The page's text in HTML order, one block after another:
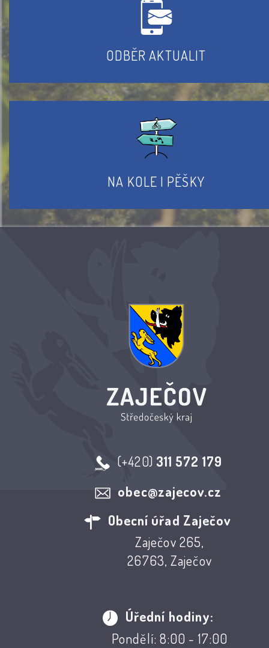
ODBĚR AKTUALIT
NA KOLE I PĚŠKY
(+420) 311 572 179
obec@zajecov.cz
Obecní úřad Zaječov
Zaječov 265,
26763, Zaječov
Úřední hodiny:
Pondělí: 8:00 - 17:00